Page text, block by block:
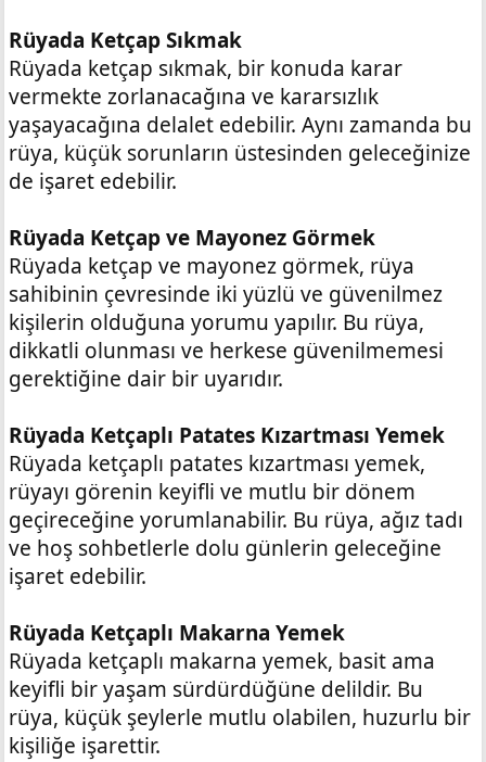
Rüyada Ketçap Sıkmak
Rüyada ketçap sıkmak, bir konuda karar
vermekte zorlanacağına ve kararsızlık
yaşayacağına delalet edebilir. Aynı zamanda bu
rüya, küçük sorunların üstesinden geleceğinize
de işaret edebilir.
Rüyada Ketçap ve Mayonez Görmek
Rüyada ketçap ve mayonez görmek, rüya
sahibinin çevresinde iki yüzlü ve güvenilmez
kişilerin olduğuna yorumu yapılır. Bu rüya,
dikkatli olunması ve herkese güvenilmemesi
gerektiğine dair bir uyarıdır.
Rüyada Ketçaplı Patates Kızartması Yemek
Rüyada ketçaplı patates kızartması yemek,
rüyayı görenin keyifli ve mutlu bir dönem
geçireceğine yorumlanabilir. Bu rüya, ağız tadı
ve hoş sohbetlerle dolu günlerin geleceğine
işaret edebilir.
Rüyada Ketçaplı Makarna Yemek
Rüyada ketçaplı makarna yemek, basit ama
keyifli bir yaşam sürdürdüğüne delildir. Bu
rüya, küçük şeylerle mutlu olabilen, huzurlu bir
kişiliğe işarettir.